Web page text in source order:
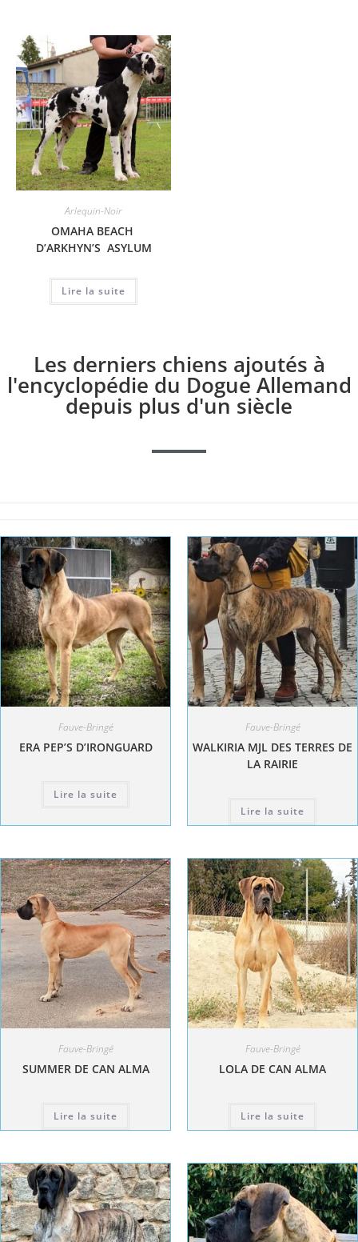
Arlequin-Noir
OMAHA BEACH
D’ARKHYN’S ASYLUM
Lire la suite
Les derniers chiens ajoutés à
l'encyclopédie du Dogue Allemand
depuis plus d'un siècle
Fauve-Bringé
ERA PEP’S D’IRONGUARD
Lire la suite
Fauve-Bringé
WALKIRIA MJL DES TERRES DE
LA RAIRIE
Lire la suite
Fauve-Bringé
SUMMER DE CAN ALMA
Lire la suite
Fauve-Bringé
LOLA DE CAN ALMA
Lire la suite